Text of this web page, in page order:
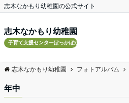
志木なかもり幼稚園の公式サイト
志木なかもり幼稚園
子育て支援センターぽっかぽかルーム
志木なかもり幼稚園 フォトアルバム
年中